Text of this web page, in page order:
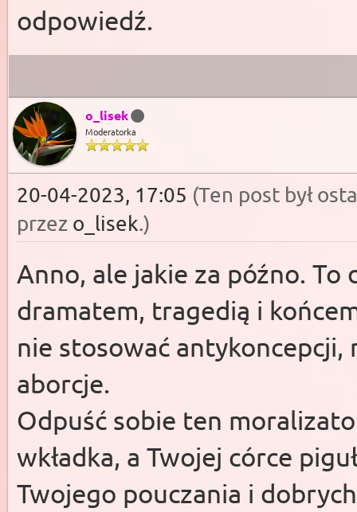
odpowiedź.
o_lisek
Moderatorka
20-04-2023, 17:05 (Ten post był
przez o_lisek.)
Anno, ale jakie za późno. To
dramatem, tragedią i
nie stosować antykoncepcji,
aborcje.
Odpuść sobie ten
wkładka, a Twojej córce
Twojego pouczania i